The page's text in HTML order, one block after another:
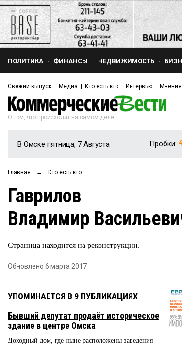
ПОЛИТИКА ФИНАНСЫ НЕДВИЖИМОСТЬ
Свежий выпуск Медиа Кто есть кто Интервью Мнения
О том, что происходит на самом деле
В Омске пятница, 7 Августа Пробки:
Главная → Кто есть кто
Гаврилов
Владимир
Страница находится на реконструкции.
Обновлено 6 марта 2017
УПОМИНАЕТСЯ В 9 ПУБЛИКАЦИЯХ
Бывший депутат продаёт историческое
здание в центре Омска
Доходный дом, где ныне расположены заведения